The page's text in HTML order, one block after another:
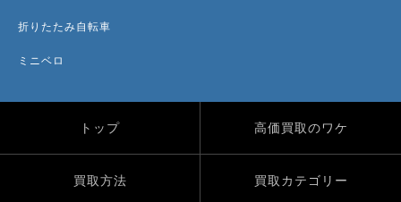
折りたたみ自転車
ミニベロ
トップ 高価買取のワケ
買取方法 買取カテゴリー